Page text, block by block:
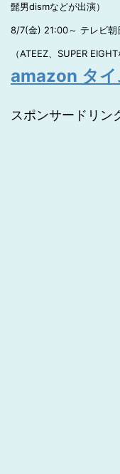
髭男dismなどが出演）
8/7(金) 21:00～ テレビ朝
（ATEEZ、SUPER EIGHT
amazon タ
スポンサードリン